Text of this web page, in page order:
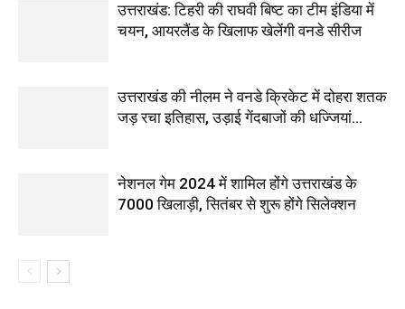
उत्तराखंड: टिहरी की राघवी बिष्ट का टीम इंडिया में
चयन, आयरलैंड के खिलाफ खेलेंगी वनडे सीरीज
उत्तराखंड की नीलम ने वनडे क्रिकेट में दोहरा शतक
जड़ रचा इतिहास, उड़ाई गेंदबाजों की धज्जियां…
नेशनल गेम 2024 में शामिल होंगे उत्तराखंड के
7000 खिलाड़ी, सितंबर से शुरू होंगे सिलेक्शन